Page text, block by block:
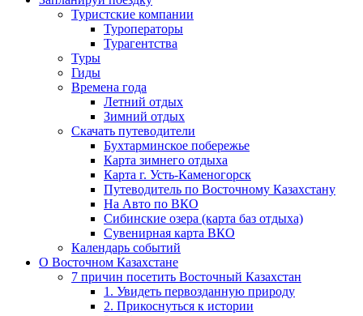
Туристские компании
Туроператоры
Турагентства
Туры
Гиды
Времена года
Летний отдых
Зимний отдых
Скачать путеводители
Бухтарминское побережье
Карта зимнего отдыха
Карта г. Усть-Каменогорск
Путеводитель по Восточному Казахстану
На Авто по ВКО
Сибинские озера (карта баз отдыха)
Сувенирная карта ВКО
Календарь событий
О Восточном Казахстане
7 причин посетить Восточный Казахстан
1. Увидеть первозданную природу
2. Прикоснуться к истории